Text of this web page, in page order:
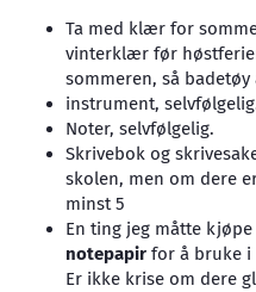
Ta med klær for
vinterklær før
sommeren, så
instrument,
Noter, selvfølgelig.
Skrivebok og
skolen, men om dere
minst 5
En ting jeg måtte
notepapir for å bruke i
Er ikke krise om dere